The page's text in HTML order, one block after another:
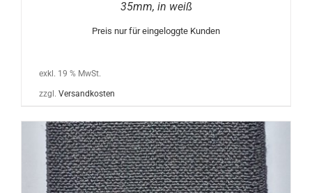
35mm, in weiß
Preis nur für eingeloggte Kunden
exkl. 19 % MwSt.
zzgl. Versandkosten